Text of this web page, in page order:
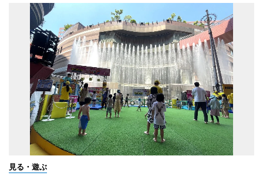
見る・遊ぶ